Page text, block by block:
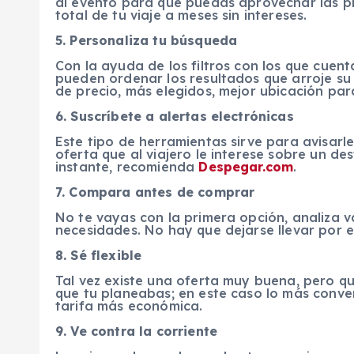
total de tu viaje a meses sin intereses.
5. Personaliza tu búsqueda
Con la ayuda de los filtros con los que
pueden ordenar los resultados que arroje
de precio, más elegidos, mejor ubicación
6. Suscríbete a alertas electrónicas
Este tipo de herramientas sirve para
oferta que al viajero le interese sobre un
instante, recomienda Despegar.com.
7. Compara antes de comprar
No te vayas con la primera opción, analiza
necesidades. No hay que dejarse llevar por
8. Sé flexible
Tal vez existe una oferta muy buena, pero
que tu planeabas; en este caso lo más
tarifa más económica.
9. Ve contra la corriente